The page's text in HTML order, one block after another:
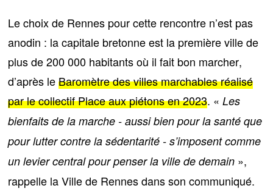
Le choix de Rennes pour cette rencontre n’est pas
anodin : la capitale bretonne est la première ville de
plus de 200 000 habitants où il fait bon marcher,
d’après leBaromètre des villes marchables réalisé
par le collectif Place aux piétons en 2023. «Les
bienfaits de la marche - aussi bien pour la santé que
pour lutter contre la sédentarité - s’imposent comme
un levier central pour penser la ville de demain »,
rappelle la Ville de Rennes dans son communiqué.